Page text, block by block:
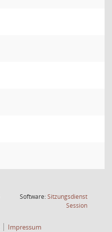
Software:Sitzungsdienst
Session(Wird in
Impressum